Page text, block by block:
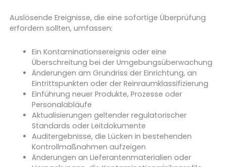
Auslösende Ereignisse, die eine sofortige Überprüfung
erfordern sollten, umfassen:
Ein Kontaminationsereignis oder eine
Überschreitung bei der Umgebungsüberwachung
Änderungen am Grundriss der Einrichtung, an
Eintrittspunkten oder der Reinraumklassifizierung
Einführung neuer Produkte, Prozesse oder
Personalabläufe
Aktualisierungen geltender regulatorischer
Standards oder Leitdokumente
Auditergebnisse, die Lücken in bestehenden
Kontrollmaßnahmen aufzeigen
Änderungen an Lieferantenmaterialien oder